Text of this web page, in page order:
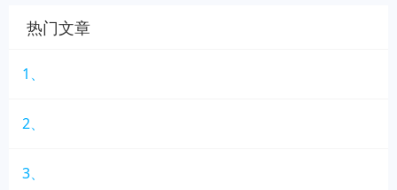
热门文章
1、
2、
3、